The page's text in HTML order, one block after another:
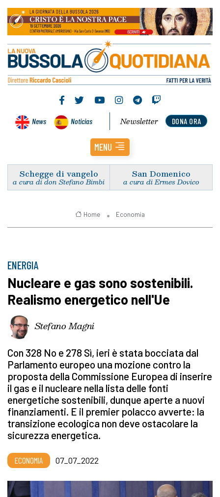
News Noticias DONA ORA
Newsletter
MENU
Schegge di vangelo
a cura di don Stefano Bimbi
San Domenico
a cura di Ermes Dovico
Home Economia
ENERGIA
Nucleare e gas sono sostenibili.
Realismo energetico nell'Ue
Stefano Magni
Con 328 No e 278 Sì, ieri è stata bocciata dal
Parlamento europeo una mozione contro la
proposta della Commissione Europea di inserire
il gas e il nucleare nella lista delle fonti
energetiche sostenibili, dunque aperte a nuovi
finanziamenti. E il premier polacco avverte: la
transizione ecologica non deve ostacolare la
sicurezza energetica.
ECONOMIA 07_07_2022